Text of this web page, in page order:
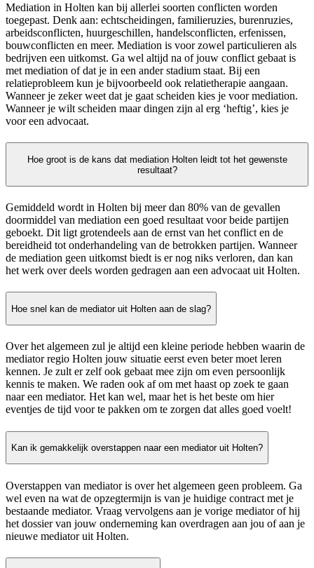
Mediation in Holten kan bij allerlei soorten conflicten worden
toegepast. Denk aan: echtscheidingen, familieruzies, burenruzies,
arbeidsconflicten, huurgeschillen, handelsconflicten, erfenissen,
bouwconflicten en meer. Mediation is voor zowel particulieren als
bedrijven een uitkomst. Ga wel altijd na of jouw conflict gebaat is
met mediation of dat je in een ander stadium staat. Bij een
relatieprobleem kun je bijvoorbeeld ook relatietherapie aangaan.
Wanneer je zeker weet dat je gaat scheiden kies je voor mediation.
Wanneer je wilt scheiden maar dingen zijn al erg ‘heftig’, kies je
voor een advocaat.
Hoe groot is de kans dat mediation Holten leidt tot het gewenste
resultaat?
Gemiddeld wordt in Holten bij meer dan 80% van de gevallen
doormiddel van mediation een goed resultaat voor beide partijen
geboekt. Dit ligt grotendeels aan de ernst van het conflict en de
bereidheid tot onderhandeling van de betrokken partijen. Wanneer
de mediation geen uitkomst biedt is er nog niks verloren, dan kan
het werk over deels worden gedragen aan een advocaat uit Holten.
Hoe snel kan de mediator uit Holten aan de slag?
Over het algemeen zul je altijd een kleine periode hebben waarin de
mediator regio Holten jouw situatie eerst even beter moet leren
kennen. Je zult er zelf ook gebaat mee zijn om even persoonlijk
kennis te maken. We raden ook af om met haast op zoek te gaan
naar een mediator. Het kan wel, maar het is het beste om hier
eventjes de tijd voor te pakken om te zorgen dat alles goed voelt!
Kan ik gemakkelijk overstappen naar een mediator uit Holten?
Overstappen van mediator is over het algemeen geen probleem. Ga
wel even na wat de opzegtermijn is van je huidige contract met je
bestaande mediator. Vraag vervolgens aan je vorige mediator of hij
het dossier van jouw onderneming kan overdragen aan jou of aan je
nieuwe mediator uit Holten.